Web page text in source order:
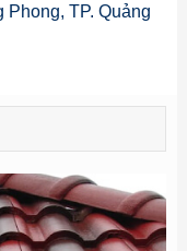
TP. Quảng